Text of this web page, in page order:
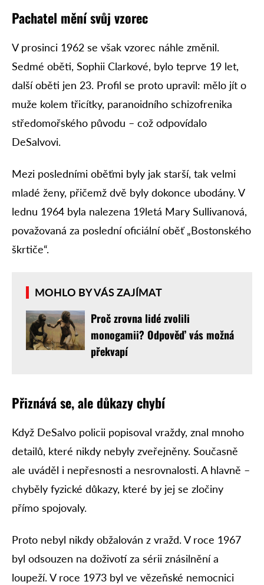
Pachatel mění svůj vzorec
V prosinci 1962 se však vzorec náhle změnil.
Sedmé oběti, Sophii Clarkové, bylo teprve 19 let,
další oběti jen 23. Profil se proto upravil: mělo jít o
muže kolem třicítky, paranoidního schizofrenika
středomořského původu – což odpovídalo
DeSalvovi.
Mezi posledními oběťmi byly jak starší, tak velmi
mladé ženy, přičemž dvě byly dokonce ubodány. V
lednu 1964 byla nalezena 19letá Mary Sullivanová,
považovaná za poslední oficiální oběť „Bostonského
škrtiče“.
MOHLO BY VÁS ZAJÍMAT
Proč zrovna lidé zvolili
monogamii? Odpověď vás možná
překvapí
Přiznává se, ale důkazy chybí
Když DeSalvo policii popisoval vraždy, znal mnoho
detailů, které nikdy nebyly zveřejněny. Současně
ale uváděl i nepřesnosti a nesrovnalosti. A hlavně –
chyběly fyzické důkazy, které by jej se zločiny
přímo spojovaly.
Proto nebyl nikdy obžalován z vražd. V roce 1967
byl odsouzen na doživotí za sérii znásilnění a
loupeží. V roce 1973 byl ve vězeňské nemocnici